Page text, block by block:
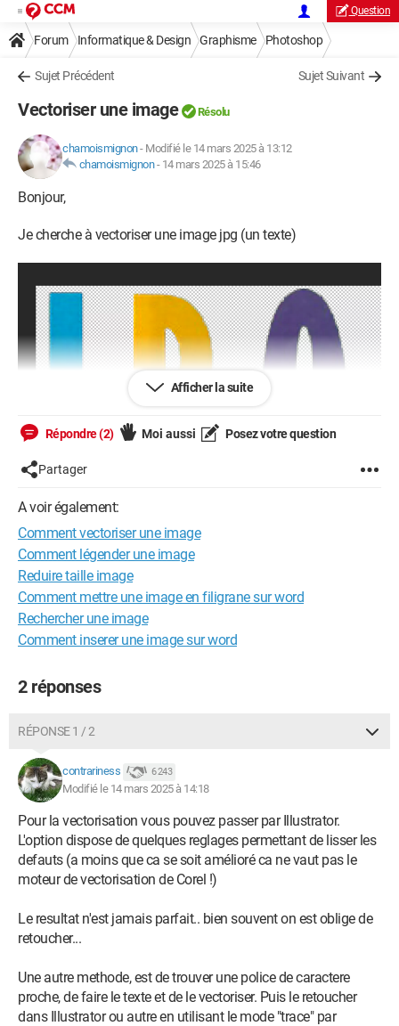
Question
Forum Informatique & Design Graphisme Photoshop
Sujet Précédent Sujet Suivant
Vectoriser une image Résolu
chamoismignon- Modifié le 14 mars 2025 à 13:12
chamoismignon- 14 mars 2025 à 15:46
Bonjour,
Je cherche à vectoriser une image jpg (un texte)
qui montre énormément d'artefacts. Puis-je le faire en lissant
le contour ou dois-je passer par illustrator ?
Merci beaucoup.
Afficher la suite
Répondre (2) Moi aussi Posez votre question
Partager
A voir également:
Comment vectoriser une image
Comment légender une image
Reduire taille image
Comment mettre une image en filigrane sur word
Rechercher une image
Comment inserer une image sur word
2 réponses
RÉPONSE 1 / 2
contrariness 6 243
Modifié le 14 mars 2025 à 14:18
Pour la vectorisation vous pouvez passer par Illustrator.
L'option dispose de quelques reglages permettant de lisser les
defauts (a moins que ca se soit amélioré ca ne vaut pas le
moteur de vectorisation de Corel !)
Le resultat n'est jamais parfait.. bien souvent on est oblige de
retoucher...
Une autre methode, est de trouver une police de caractere
proche, de faire le texte et de le vectoriser. Puis le retoucher
dans Illustrator ou autre en utilisant le mode "trace" par